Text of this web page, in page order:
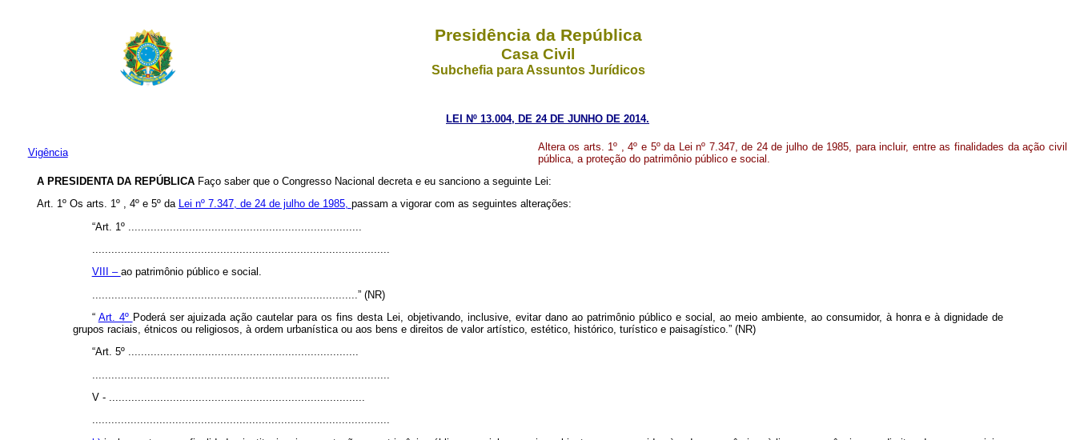
Presidência da República
Casa Civil
Subchefia para Assuntos Jurídicos
LEI Nº 13.004, DE 24 DE JUNHO DE 2014.
Vigência
Altera os arts. 1º , 4º e 5º da Lei nº 7.347, de 24 de julho de 1985, para incluir, entre as finalidades da ação civil
pública, a proteção do patrimônio público e social.
A PRESIDENTA DA REPÚBLICA Faço saber que o Congresso Nacional decreta e eu sanciono a seguinte Lei:
Art. 1º Os arts. 1º , 4º e 5º da Lei nº 7.347, de 24 de julho de 1985, passam a vigorar com as seguintes alterações:
“Art. 1º .........................................................................
VIII – ao patrimônio público e social.
...................................................................................” (NR)
“ Art. 4º Poderá ser ajuizada ação cautelar para os fins desta Lei, objetivando, inclusive, evitar dano ao patrimônio público e social, ao meio ambiente, ao consumidor, à honra e à dignidade de
grupos raciais, étnicos ou religiosos, à ordem urbanística ou aos bens e direitos de valor artístico, estético, histórico, turístico e paisagístico.” (NR)
“Art. 5º ........................................................................
V - ................................................................................
.............................................................................................